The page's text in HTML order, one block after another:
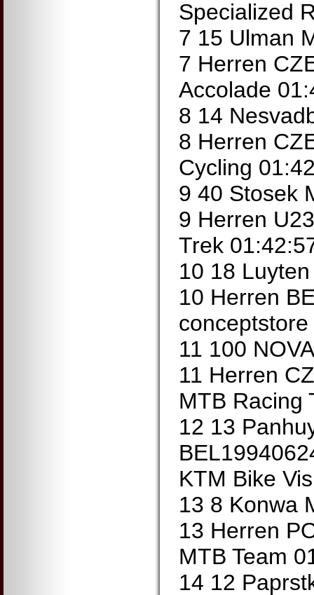
Specialized
7 15 Ulman
7 Herren
Accolade
8 14
8 Herren
Cycling
9 40 Stosek
9 Herren
Trek
10 18
10 Herren
11 100
11 Herren
MTB Racing
12 13
KTM Bike
13 8 Konwa
13 Herren
MTB Team
14 12